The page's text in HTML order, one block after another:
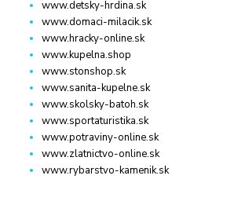
www.detsky-hrdina.sk
www.domaci-milacik.sk
www.hracky-online.sk
www.kupelna.shop
www.stonshop.sk
www.sanita-kupelne.sk
www.skolsky-batoh.sk
www.sportaturistika.sk
www.potraviny-online.sk
www.zlatnictvo-online.sk
www.rybarstvo-kamenik.sk